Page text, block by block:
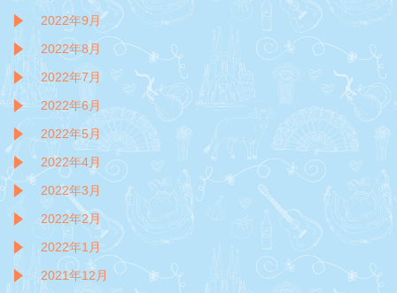
2022年9月
2022年8月
2022年7月
2022年6月
2022年5月
2022年4月
2022年3月
2022年2月
2022年1月
2021年12月